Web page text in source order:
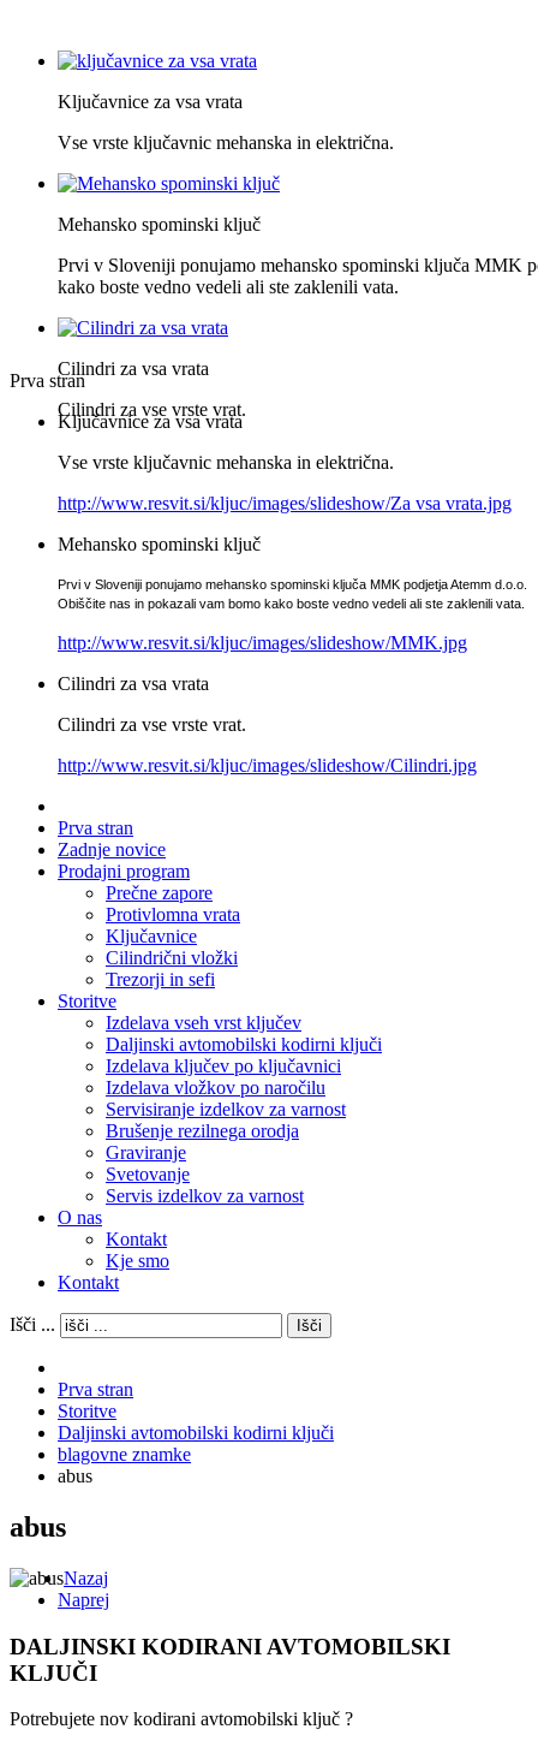
Ključavnice za vsa vrata
Vse vrste ključavnic mehanska in električna.
Mehansko spominski ključ
Prvi v Sloveniji ponujamo mehansko spominski ključa MMK
kako boste vedno vedeli ali ste zaklenili vata.
Cilindri za vsa vrata
Cilindri za vse vrste vrat.
Prva stran
Ključavnice za vsa vrata
Vse vrste ključavnic mehanska in električna.
http://www.resvit.si/kljuc/images/slideshow/Za vsa vrata.jpg
Mehansko spominski ključ
Prvi v Sloveniji ponujamo mehansko spominski ključa MMK podjetja Atemm d.o.o.
Obiščite nas in pokazali vam bomo kako boste vedno vedeli ali ste zaklenili vata.
http://www.resvit.si/kljuc/images/slideshow/MMK.jpg
Cilindri za vsa vrata
Cilindri za vse vrste vrat.
http://www.resvit.si/kljuc/images/slideshow/Cilindri.jpg
Prva stran
Zadnje novice
Prodajni program
Prečne zapore
Protivlomna vrata
Ključavnice
Cilindrični vložki
Trezorji in sefi
Storitve
Izdelava vseh vrst ključev
Daljinski avtomobilski kodirni ključi
Izdelava ključev po ključavnici
Izdelava vložkov po naročilu
Servisiranje izdelkov za varnost
Brušenje rezilnega orodja
Graviranje
Svetovanje
Servis izdelkov za varnost
O nas
Kontakt
Kje smo
Kontakt
Išči ... Išči
Prva stran
Storitve
Daljinski avtomobilski kodirni ključi
blagovne znamke
abus
abus
Nazaj
Naprej
DALJINSKI KODIRANI AVTOMOBILSKI
KLJUČI
Potrebujete nov kodirani avtomobilski ključ ?